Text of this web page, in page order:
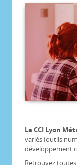
La CCI Lyon
variés (outils
développement
Retrouvez